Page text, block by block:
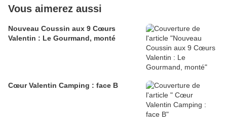
Vous aimerez aussi
Nouveau Coussin aux 9 Cœurs
Valentin : Le Gourmand, monté
Cœur Valentin Camping : face B